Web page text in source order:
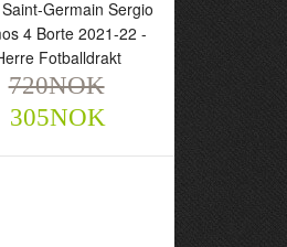
Germain Sergio
4 Borte 2021-22 -
Fotballdrakt
720NOK
305NOK